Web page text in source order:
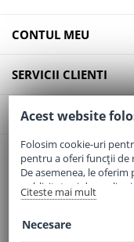
CONTUL MEU
SERVICII CLIENTI
CONTACT
Email:
Telefon:0745-964-449
Adresa:Sos. Borsului, Nr.
Acest website
Folosim cookie-uri
pentru a oferi funcții de
De asemenea, le
publicitate și de analize
folosiți site-ul nostru.
Citeste mai mult
Necesare